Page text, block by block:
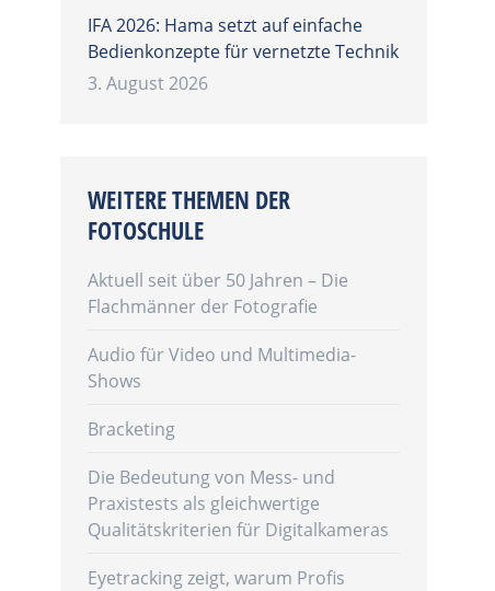
IFA 2026: Hama setzt auf einfache
Bedienkonzepte für vernetzte Technik
3. August 2026
WEITERE THEMEN DER
FOTOSCHULE
Aktuell seit über 50 Jahren – Die
Flachmänner der Fotografie
Audio für Video und Multimedia-
Shows
Bracketing
Die Bedeutung von Mess- und
Praxistests als gleichwertige
Qualitätskriterien für Digitalkameras
Eyetracking zeigt, warum Profis